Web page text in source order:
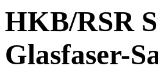
HKB/RSR
Glasfaser-